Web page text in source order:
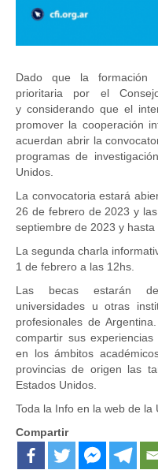
Dado que la formación
prioritaria por el
y considerando que el
promover la cooperación
acuerdan abrir la
programas de
Unidos.
La convocatoria estará
26 de febrero de 2023 y
septiembre de 2023 y
La segunda charla
1 de febrero a las 12hs.
Las becas estarán
universidades u otras
profesionales de
compartir sus
en los ámbitos
provincias de origen las
Estados Unidos.
Toda la Info en la web de la
Compartir